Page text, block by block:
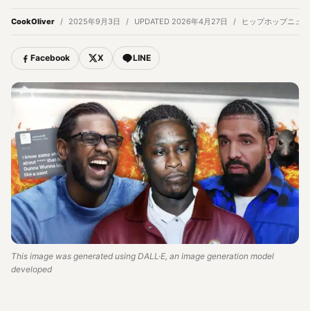
CookOliver 2025年9月3日 UPDATED 2026年4月27日 ヒップホップニュ
Facebook X LINE
This image was generated using DALL·E, an image generation model
developed